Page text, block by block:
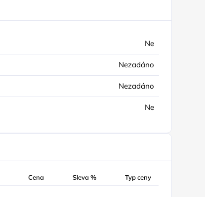
Ne
Nezadáno
Nezadáno
Ne
Cena Sleva % Typ ceny